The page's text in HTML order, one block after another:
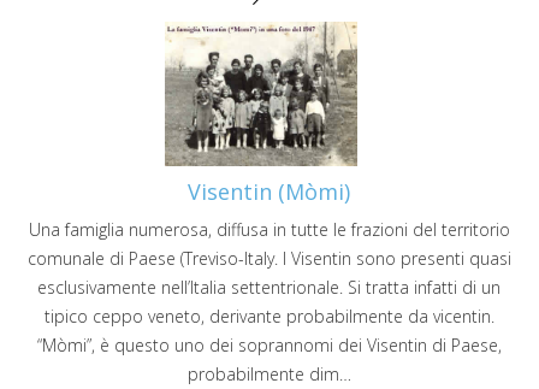
Visentin (Mòmi)
Una famiglia numerosa, diffusa in tutte le frazioni del territorio
comunale di Paese (Treviso-Italy. I Visentin sono presenti quasi
esclusivamente nell’Italia settentrionale. Si tratta infatti di un
tipico ceppo veneto, derivante probabilmente da vicentin.
“Mòmi”, è questo uno dei soprannomi dei Visentin di Paese,
probabilmente dim…